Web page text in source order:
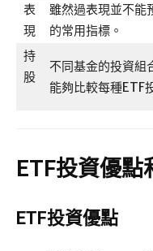
表
現
雖然過表現並不能
的常用指標。
持
股
不同基金的投資組
能夠比較每種ETF
ETF投資優點
ETF投資優點